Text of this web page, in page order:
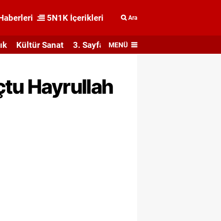
5N1K İçerikleri Ara
Kültür Sanat 3. Sayfa MENÜ
Hayrullah